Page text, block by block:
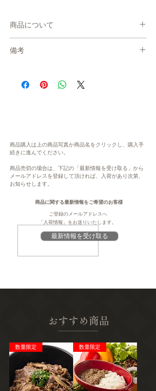
商品について
す。
・指定日/指定時間の配達ができかねます。
純生スイートポテト 6個
原材料
さつまいも、生クリーム、グラニュー糖、牛
乳、クリームチーズ、マスカルポーネチー
粉）、バター、ブラウンシュガー、コーンス
ターチ、シナモン
栄養成分（100gあたり推定値）
熱量 273kcal、たんぱく質 3.8g、脂質
17.7g、炭水化物 24.6g、食塩相当量 0.16g
発送種別
冷凍
備考
システムの都合上、在庫数更新が間に合わ
ず、ご注文いただいた後に商品が欠品・在庫
い。大変ご不便をお掛けいたしますが、何卒
ご理解・ご協力賜りますよう、よろしくお願
注意
作成・掲載をしています。提供元の規格変更
などに伴い、本サイト掲載の情報から予告な
く変更となる場合がございます。商品に関す
る義務表示事項（原材料、栄養成分、アレル
ギー情報、添加物など）については、商品到
商品購入は上の商品写真か商品名をクリックし、購入手
続きに進んでください。
商品売切の場合は、下記の「最新情報を受け取る」から
メールアドレスを登録して頂ければ、入荷があり次第、
お知らせします。
最新情報を受け取る
商品に関する最新情報をご希望のお客様
ご登録のメールアドレスへ
「入荷情報」をお送りいたします。
おすすめ商品
数量限定 数量限定